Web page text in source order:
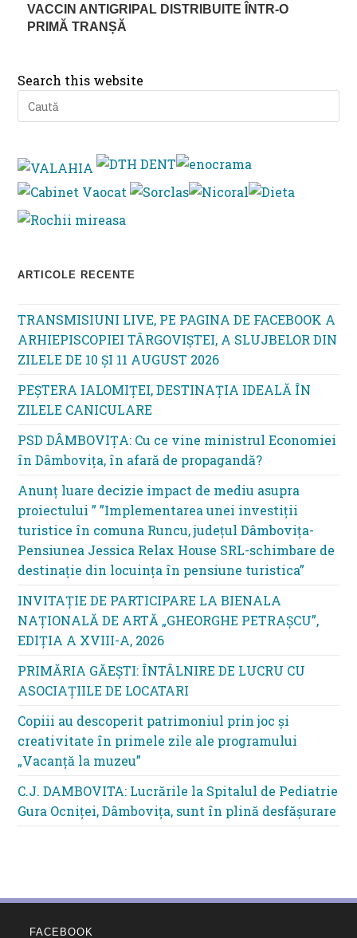
VACCIN ANTIGRIPAL DISTRIBUITE ÎNTR-O
PRIMĂ TRANȘĂ
Search this website
ARTICOLE RECENTE
TRANSMISIUNI LIVE, PE PAGINA DE FACEBOOK A
ARHIEPISCOPIEI TÂRGOVIȘTEI, A SLUJBELOR DIN
ZILELE DE 10 ȘI 11 AUGUST 2026
PEȘTERA IALOMIȚEI, DESTINAȚIA IDEALĂ ÎN
ZILELE CANICULARE
PSD DÂMBOVIȚA: Cu ce vine ministrul Economiei
în Dâmbovița, în afară de propagandă?
Anunț luare decizie impact de mediu asupra
proiectului ” ”Implementarea unei investiții
turistice în comuna Runcu, județul Dâmbovița-
Pensiunea Jessica Relax House SRL-schimbare de
destinație din locuința în pensiune turistica”
INVITAȚIE DE PARTICIPARE LA BIENALA
NAȚIONALĂ DE ARTĂ „GHEORGHE PETRAȘCU”,
EDIŢIA A XVIII-A, 2026
PRIMĂRIA GĂEȘTI: ÎNTÂLNIRE DE LUCRU CU
ASOCIAȚIILE DE LOCATARI
Copiii au descoperit patrimoniul prin joc și
creativitate în primele zile ale programului
„Vacanță la muzeu”
C.J. DAMBOVITA: Lucrările la Spitalul de Pediatrie
Gura Ocniței, Dâmbovița, sunt în plină desfășurare
FACEBOOK